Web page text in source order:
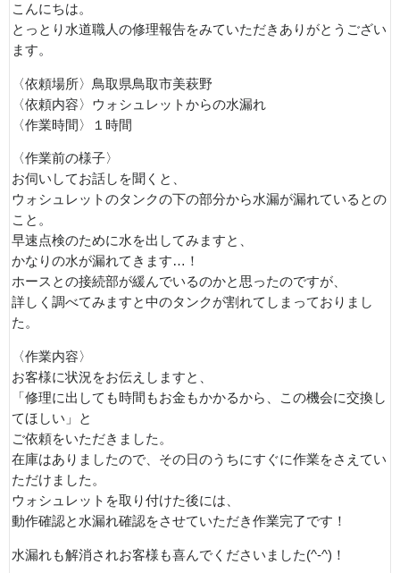
こんにちは。
とっとり水道職人の修理報告をみていただきありがとうござい
ます。
〈依頼場所〉鳥取県鳥取市美萩野
〈依頼内容〉ウォシュレットからの水漏れ
〈作業時間〉１時間
〈作業前の様子〉
お伺いしてお話しを聞くと、
ウォシュレットのタンクの下の部分から水漏が漏れているとの
こと。
早速点検のために水を出してみますと、
かなりの水が漏れてきます…！
ホースとの接続部が緩んでいるのかと思ったのですが、
詳しく調べてみますと中のタンクが割れてしまっておりまし
た。
〈作業内容〉
お客様に状況をお伝えしますと、
「修理に出しても時間もお金もかかるから、この機会に交換し
てほしい」と
ご依頼をいただきました。
在庫はありましたので、その日のうちにすぐに作業をさえてい
ただけました。
ウォシュレットを取り付けた後には、
動作確認と水漏れ確認をさせていただき作業完了です！
水漏れも解消されお客様も喜んでくださいました(^-^)！